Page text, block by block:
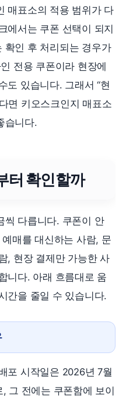
매표소의 적용 범위가 다
에서는 쿠폰 선택이 되지
확인 후 처리되는 경우가
전용 쿠폰이라 현장에
도 있습니다. 그래서 “현
면 키오스크인지 매표소
습니다.
터 확인할까
씩 다릅니다. 쿠폰이 안
매를 대신하는 사람, 문
, 현장 결제만 가능한 사
니다. 아래 흐름대로 움
간을 줄일 수 있습니다.
포 시작일은 2026년 7월
그 전에는 쿠폰함에 보이